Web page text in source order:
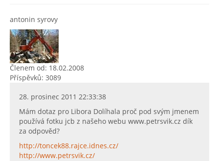
antonin syrovy
Členem od: 18.02.2008
Příspěvků: 3089
28. prosinec 2011 22:33:38
Mám dotaz pro Libora Dolíhala proč pod svým jmenem
používá fotku jcb z našeho webu www.petrsvik.cz dík
za odpověd?
http://toncek88.rajce.idnes.cz/
http://www.petrsvik.cz/